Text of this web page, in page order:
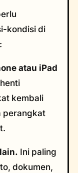
kondisi di
atau iPad
kembali
perangkat
Ini paling
dokumen,